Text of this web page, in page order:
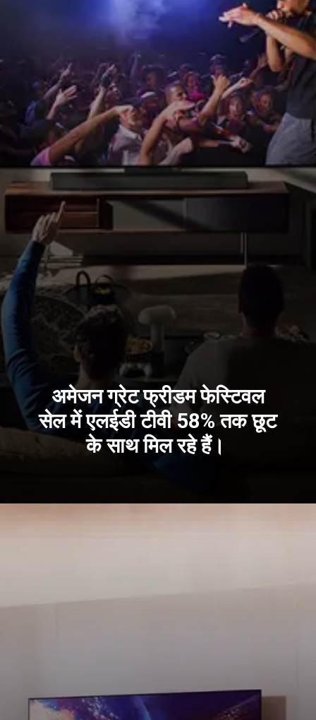
अमेजन ग्रेट फ्रीडम फेस्टिवल
सेल में एलईडी टीवी 58% तक छूट
के साथ मिल रहे हैं।